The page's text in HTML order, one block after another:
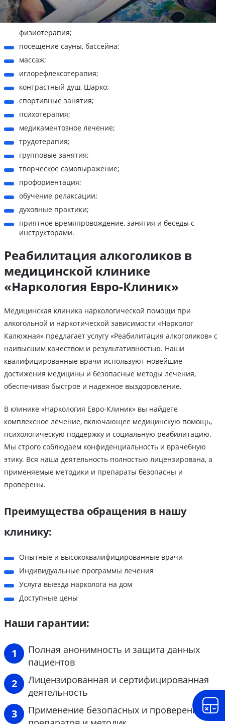
физиотерапия;
посещение сауны, бассейна;
массаж;
иглорефлексотерапия;
контрастный душ, Шарко;
спортивные занятия;
психотерапия;
медикаментозное лечение;
трудотерапия;
групповые занятия;
творческое самовыражение;
профориентация;
обучение релаксации;
духовные практики;
приятное времяпровождение, занятия и беседы с
инструкторами.
Реабилитация алкоголиков в
медицинской клинике
«Наркология Евро-Клиник»
Медицинская клиника наркологической помощи при
алкогольной и наркотической зависимости «Нарколог
Калюжная» предлагает услугу «Реабилитация алкоголиков» с
наивысшим качеством и результативностью. Наши
квалифицированные врачи используют новейшие
достижения медицины и безопасные методы лечения,
обеспечивая быстрое и надежное выздоровление.
В клинике «Наркология Евро-Клиник» вы найдете
комплексное лечение, включающее медицинскую помощь,
психологическую поддержку и социальную реабилитацию.
Мы строго соблюдаем конфиденциальность и врачебную
этику. Вся наша деятельность полностью лицензирована, а
применяемые методики и препараты безопасны и
проверены.
Преимущества обращения в нашу
клинику:
Опытные и высококвалифицированные врачи
Индивидуальные программы лечения
Услуга выезда нарколога на дом
Доступные цены
Наши гарантии:
Полная анонимность и защита данных
пациентов
Лицензированная и сертифицированная
деятельность
Применение безопасных и проверенных